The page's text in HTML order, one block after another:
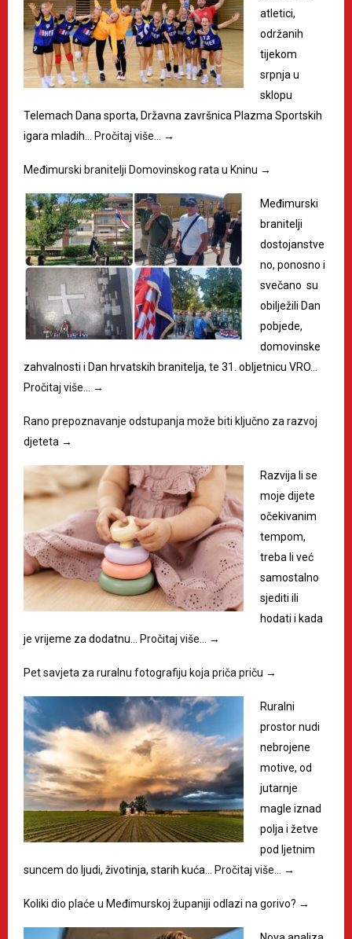
atletici,
održanih
tijekom
srpnja u
sklopu
Telemach Dana sporta, Državna završnica Plazma Sportskih
igara mladih…
Pročitaj više… →
Međimurski branitelji Domovinskog rata u Kninu →
Međimurski
branitelji
dostojanstve
no, ponosno i
svečano su
obilježili Dan
pobjede,
domovinske
zahvalnosti i Dan hrvatskih branitelja, te 31. obljetnicu VRO…
Pročitaj više…
→
Rano prepoznavanje odstupanja može biti ključno za razvoj
djeteta →
Razvija li se
moje dijete
očekivanim
tempom,
treba li već
samostalno
sjediti ili
hodati i kada
je vrijeme za dodatnu…
Pročitaj više… →
Pet savjeta za ruralnu fotografiju koja priča priču →
Ruralni
prostor nudi
nebrojene
motive, od
jutarnje
magle iznad
polja i žetve
pod ljetnim
suncem do ljudi, životinja, starih kuća…
Pročitaj više… →
Koliki dio plaće u Međimurskoj županiji odlazi na gorivo? →